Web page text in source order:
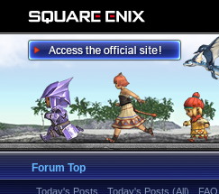
Forum Top
Today's Posts Today's Posts (All) FAQ